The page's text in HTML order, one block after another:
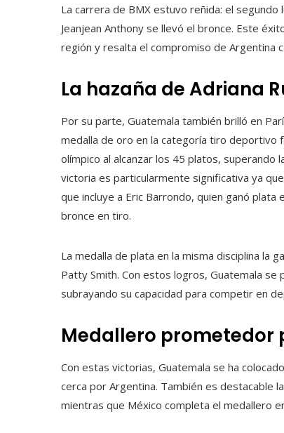
La carrera de BMX estuvo reñida: el
Jeanjean Anthony se llevó el bronce. Este
región y resalta el compromiso de Argentina
La hazaña de Adriana
Por su parte, Guatemala también brilló en
medalla de oro en la categoría tiro deportivo
olímpico al alcanzar los 45 platos, superando
victoria es particularmente significativa ya
que incluye a Eric Barrondo, quien ganó plata
bronce en tiro.
La medalla de plata en la misma disciplina la
Patty Smith. Con estos logros, Guatemala
subrayando su capacidad para competir en
Medallero prometedor
Con estas victorias, Guatemala se ha
cerca por Argentina. También es destacable
mientras que México completa el medallero